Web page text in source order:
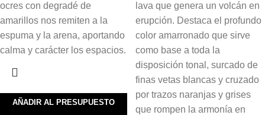
ocres con degradé de
amarillos nos remiten a la
espuma y la arena, aportando
calma y carácter los espacios.
AÑADIR AL PRESUPUESTO
lava que genera un volcán en
erupción. Destaca el profundo
color amarronado que sirve
como base a toda la
disposición tonal, surcado de
finas vetas blancas y cruzado
por trazos naranjas y grises
que rompen la armonía en